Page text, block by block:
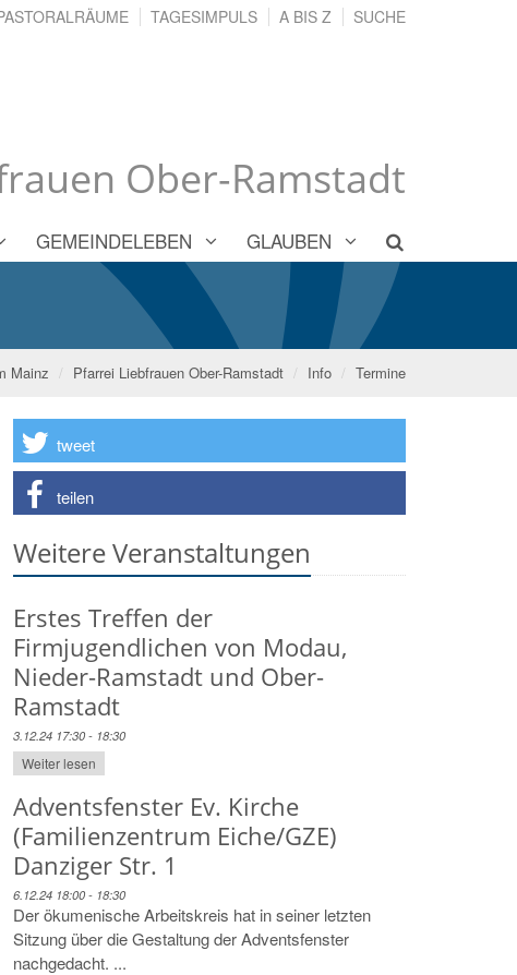
Ober-Ramstadt
TAGESIMPULS A BIS Z SUCHE
GEMEINDELEBEN GLAUBEN
Mainz Pfarrei Liebfrauen Ober-Ramstadt Info Termine
tweet
teilen
Weitere Veranstaltungen
Erstes Treffen der
Firmjugendlichen von Modau,
Nieder-Ramstadt und Ober-
Ramstadt
3.12.24 17:30 - 18:30
Weiter lesen
Adventsfenster Ev. Kirche
(Familienzentrum Eiche/GZE)
Danziger Str. 1
6.12.24 18:00 - 18:30
Der ökumenische Arbeitskreis hat in seiner letzten
Sitzung über die Gestaltung der Adventsfenster
nachgedacht. ...